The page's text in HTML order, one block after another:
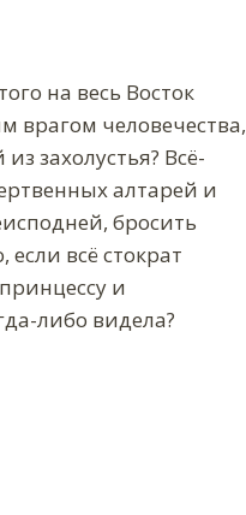
на весь Восток
врагом человечества,
захолустья? Всё-
алтарей и
бросить
всё стократ
и
либо видела?